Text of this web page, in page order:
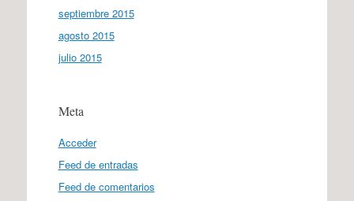
septiembre 2015
agosto 2015
julio 2015
Meta
Acceder
Feed de entradas
Feed de comentarios